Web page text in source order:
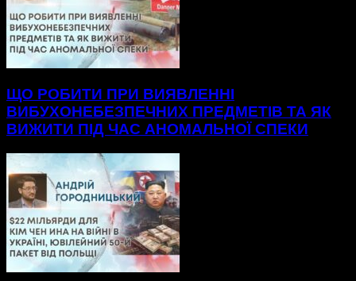
ЩО РОБИТИ ПРИ ВИЯВЛЕННІ
ВИБУХОНЕБЕЗПЕЧНИХ ПРЕДМЕТІВ ТА ЯК
ВИЖИТИ ПІД ЧАС АНОМАЛЬНОЇ СПЕКИ